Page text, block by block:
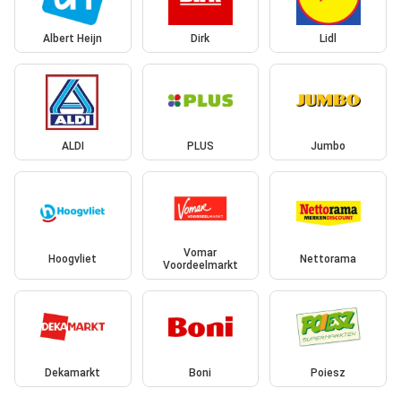
Albert Heijn Dirk Lidl
ALDI PLUS Jumbo
Hoogvliet
Vomar
Voordeelmarkt
Nettorama
Dekamarkt Boni Poiesz